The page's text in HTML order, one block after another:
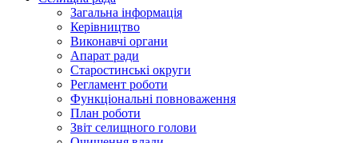
Загальна інформація
Керівництво
Виконавчі органи
Апарат ради
Старостинські округи
Регламент роботи
Функціональні повноваження
План роботи
Звіт селищного голови